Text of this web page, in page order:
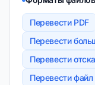
Перевести PDF
Перевести
Перевести
Перевести файл